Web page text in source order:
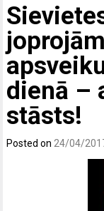
dienā –
stāsts!
Posted on 24/04/